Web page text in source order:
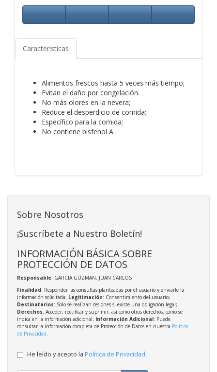
Características
Alimentos frescos hasta 5 veces más tiempo;
Evitan el daño por congelación.
No más olores en la nevera;
Reduce el desperdicio de comida;
Específico para la comida;
No contiene bisfenol A.
Sobre Nosotros
¡Suscríbete a Nuestro Boletín!
INFORMACIÓN BÁSICA SOBRE
PROTECCIÓN DE DATOS
Responsable: GARCIA GUZMAN, JUAN CARLOS
Finalidad: Responder las consultas planteadas por el usuario y enviarle la
información solicitada; Legitimación: Consentimiento del usuario;
Destinatarios: Solo se realizan cesiones si existe una obligación legal;
Derechos: Acceder, rectificar y suprimir, así como otros derechos, como se
indica en la información adicional; Información Adicional: Puede
consultar la información completa de Protección de Datos en nuestra Política
de Privacidad
He leído y acepto la Política de Privacidad.